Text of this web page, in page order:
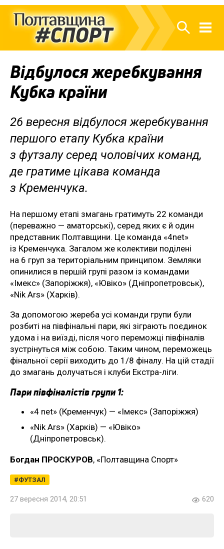
Відбулося жеребкування
Кубка країни
26 вересня відбулося жеребкування
першого етапу Кубка країни
з футзалу серед чоловічих команд,
де гратиме цікава команда
з Кременчука.
На першому етапі змагань гратимуть 22 команди
(переважно — аматорські), серед яких є й один
представник Полтавщини. Це команда «4net»
із Кременчука. Загалом же колективи поділені
на 6 груп за територіальним принципом. Земляки
опинилися в першій групі разом із командами
«Імекс» (Запоріжжя), «Ювіко» (Дніпропетровськ),
«Nik Ars» (Харків).
За допомогою жереба усі команди групи були
розбиті на півфінальні пари, які зіграють поєдинок
удома і на виїзді, після чого переможці півфіналів
зустрінуться між собою. Таким чином, переможець
фінальної серії виходить до 1/8 фіналу. На цій стадії
до змагань долучаться і клуби Екстра-ліги.
Пари півфіналістів групи 1:
«4 net» (Кременчук) — «Імекс» (Запоріжжя)
«Nik Ars» (Харків) — «Ювіко»
(Дніпропетровськ).
Богдан ПРОСКУРОВ, «Полтавщина Спорт»
ФУТЗАЛ
27 вересня 2014, 20:51 620